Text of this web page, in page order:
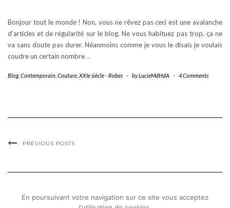
Bonjour tout le monde ! Non, vous ne rêvez pas ceci est une avalanche
d’articles et de régularité sur le blog. Ne vous habituez pas trop, ça ne
va sans doute pas durer. Néanmoins comme je vous le disais je voulais
coudre un certain nombre …
Blog, Contemporain Couture XXIe siècle - Robes - byLucieMdHdA - 4 Comments
PREVIOUS POSTS
En poursuivant votre navigation sur ce site vous acceptez